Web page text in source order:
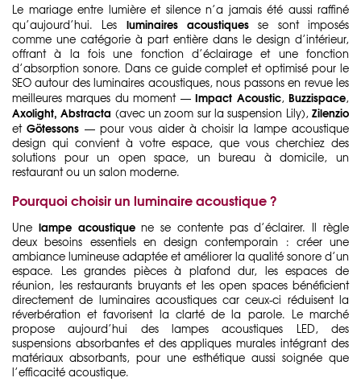
Le mariage entre lumière et silence n’a jamais été aussi raffiné
qu’aujourd’hui. Les luminaires acoustiques se sont imposés
comme une catégorie à part entière dans le design d’intérieur,
offrant à la fois une fonction d’éclairage et une fonction
d’absorption sonore. Dans ce guide complet et optimisé pour le
SEO autour des luminaires acoustiques, nous passons en revue les
meilleures marques du moment —Impact Acoustic,Buzzispace,
Axolight, Abstracta (avec un zoom sur la suspension Lily),Zilenzio
etGötessons — pour vous aider à choisir la lampe acoustique
design qui convient à votre espace, que vous cherchiez des
solutions pour un open space, un bureau à domicile, un
restaurant ou un salon moderne.
Pourquoi choisir un luminaire acoustique ?
Une lampe acoustiquene se contente pas d’éclairer. Il règle
deux besoins essentiels en design contemporain : créer une
ambiance lumineuse adaptée et améliorer la qualité sonore d’un
espace. Les grandes pièces à plafond dur, les espaces de
réunion, les restaurants bruyants et les open spaces bénéficient
directement de luminaires acoustiques car ceux-ci réduisent la
réverbération et favorisent la clarté de la parole. Le marché
propose aujourd’hui des lampes acoustiques LED, des
suspensions absorbantes et des appliques murales intégrant des
matériaux absorbants, pour une esthétique aussi soignée que
l’efficacité acoustique.